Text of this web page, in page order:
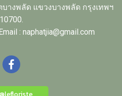
างพลัด แขวงบางพลัด กรุงเทพฯ
10700.
: naphatjia@gmail.com